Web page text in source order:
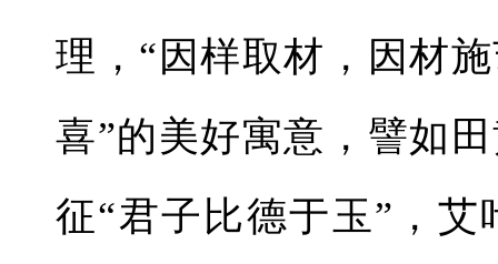
理，“因样取材，因材
喜”的美好寓意，譬如
征“君子比德于玉”，